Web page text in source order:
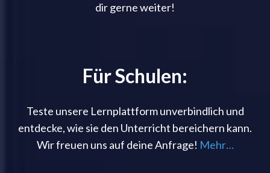
dir gerne weiter!
Für Schulen:
Teste unsere Lernplattform unverbindlich und
entdecke, wie sie den Unterricht bereichern kann.
Wir freuen uns auf deine Anfrage! Mehr…